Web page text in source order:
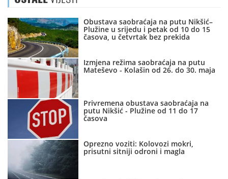
Obustava saobraćaja na putu Nikšić–
Plužine u srijedu i petak od 10 do 15
časova, u četvrtak bez prekida
Izmjena režima saobraćaja na putu
Mateševo - Kolašin od 26. do 30. maja
Privremena obustava saobraćaja na
putu Nikšić - Plužine od 11 do 17
časova
Oprezno voziti: Kolovozi mokri,
prisutni sitniji odroni i magla